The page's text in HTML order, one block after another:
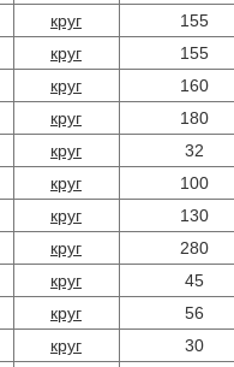
круг
155
круг
155
круг
160
круг
180
круг
32
круг
100
круг
130
круг
280
круг
45
круг
56
круг
30